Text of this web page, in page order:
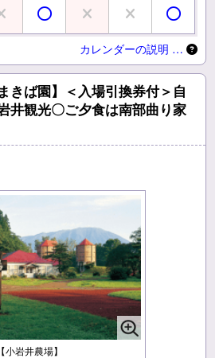
カレンダーの説明 …
きば園】＜入場引換券付＞自
井観光〇ご夕食は南部曲り家
岩井農場】